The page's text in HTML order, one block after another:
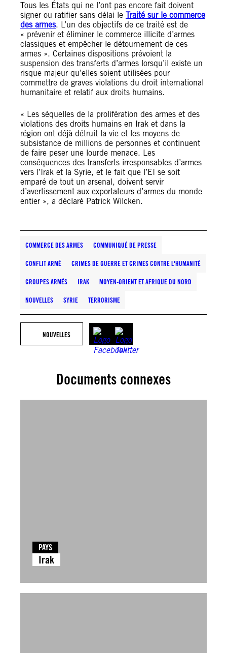
Tous les États qui ne l’ont pas encore fait doivent
signer ou ratifier sans délai le Traité sur le commerce
des armes. L’un des objectifs de ce traité est de
« prévenir et éliminer le commerce illicite d’armes
classiques et empêcher le détournement de ces
armes ». Certaines dispositions prévoient la
suspension des transferts d’armes lorsqu’il existe un
risque majeur qu’elles soient utilisées pour
commettre de graves violations du droit international
humanitaire et relatif aux droits humains.
« Les séquelles de la prolifération des armes et des
violations des droits humains en Irak et dans la
région ont déjà détruit la vie et les moyens de
subsistance de millions de personnes et continuent
de faire peser une lourde menace. Les
conséquences des transferts irresponsables d’armes
vers l’Irak et la Syrie, et le fait que l’EI se soit
emparé de tout un arsenal, doivent servir
d’avertissement aux exportateurs d’armes du monde
entier », a déclaré Patrick Wilcken.
COMMERCE DES ARMES COMMUNIQUÉ DE PRESSE
CONFLIT ARMÉ CRIMES DE GUERRE ET CRIMES CONTRE L'HUMANITÉ
GROUPES ARMÉS IRAK MOYEN-ORIENT ET AFRIQUE DU NORD
NOUVELLES SYRIE TERRORISME
NOUVELLES
Documents connexes
PAYS
Irak